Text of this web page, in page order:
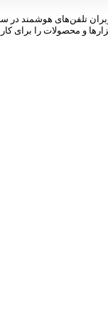
تلفن‌های هوشمند در
و محصولات را برای